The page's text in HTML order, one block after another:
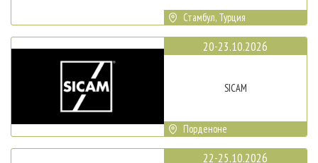
Стамбул, Турция
20-23.10.2026
SICAM
Порденоне
22-25.10.2026